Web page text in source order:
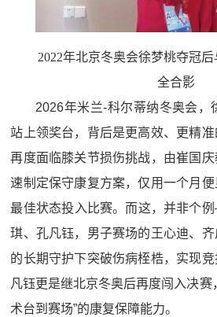
2022年北京冬奥会徐梦桃夺冠
全合影
2026年米兰-科尔蒂纳冬奥会，
站上领奖台，背后是更高效、更精
再度面临膝关节损伤挑战，由崔国
速制定保守康复方案，仅用一个月
最佳状态投入比赛。而这，并非个
琪、孔凡钰，男子赛场的王心迪、
的长期守护下突破伤病桎梏，实现
凡钰更是继北京冬奥后再度闯入决赛
术台到赛场”的康复保障能力。